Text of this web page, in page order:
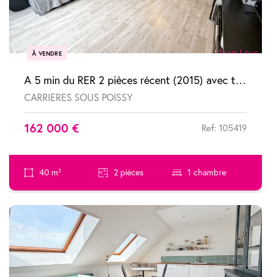
À VENDRE
A 5 min du RER 2 pièces récent (2015) avec terrasse et parking
CARRIERES SOUS POISSY
162 000 € Ref: 105419
40 m² 2 pièces 1 chambre